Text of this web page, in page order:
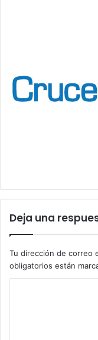
Deja una
Tu dirección de correo
obligatorios están